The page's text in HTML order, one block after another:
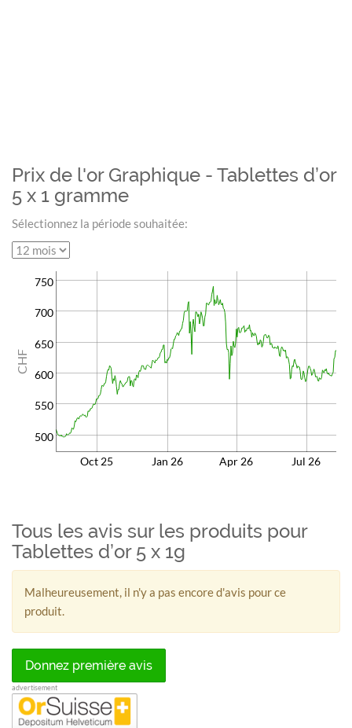
Prix de l'or Graphique - Tablettes d’or
5 x 1 gramme
Sélectionnez la période souhaitée:
500
550
600
650
700
750
Oct 25 Jan 26 Apr 26 Jul 26
CHF
Tous les avis sur les produits pour
Tablettes d’or 5 x 1g
Malheureusement, il n'y a pas encore d'avis pour ce
produit.
Donnez première avis
advertisement